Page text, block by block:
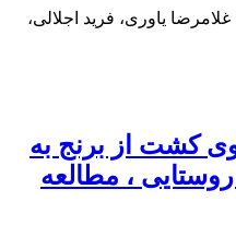
یاوری، فرید اجلالی،
کشت از برنج به
، مطالعه